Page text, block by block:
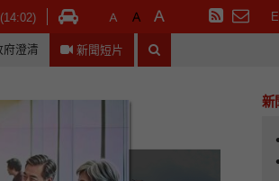
網頁
連結 - 香港天文台網頁
在新視窗開啟連結 - 香港天文台網頁
在新視窗開啟連結 - 香港運輸署網頁
預設字體大小
較大的字體最大的字體 訂閱RSS
府澄清 新聞短片
新